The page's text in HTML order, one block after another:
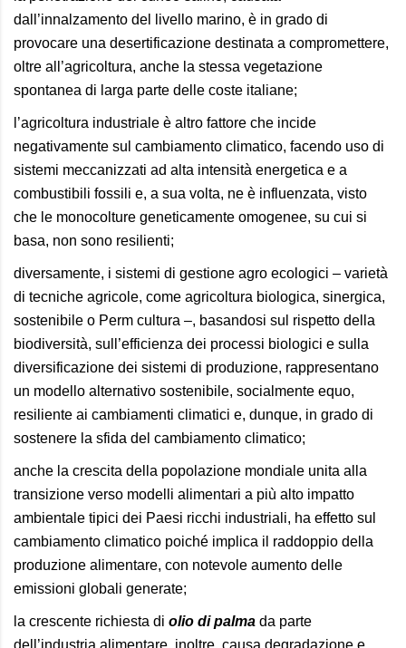
dall’innalzamento del livello marino, è in grado di
provocare una desertificazione destinata a compromettere,
oltre all’agricoltura, anche la stessa vegetazione
spontanea di larga parte delle coste italiane;
l’agricoltura industriale è altro fattore che incide
negativamente sul cambiamento climatico, facendo uso di
sistemi meccanizzati ad alta intensità energetica e a
combustibili fossili e, a sua volta, ne è influenzata, visto
che le monocolture geneticamente omogenee, su cui si
basa, non sono resilienti;
diversamente, i sistemi di gestione agro ecologici – varietà
di tecniche agricole, come agricoltura biologica, sinergica,
sostenibile o Perm cultura –, basandosi sul rispetto della
biodiversità, sull’efficienza dei processi biologici e sulla
diversificazione dei sistemi di produzione, rappresentano
un modello alternativo sostenibile, socialmente equo,
resiliente ai cambiamenti climatici e, dunque, in grado di
sostenere la sfida del cambiamento climatico;
anche la crescita della popolazione mondiale unita alla
transizione verso modelli alimentari a più alto impatto
ambientale tipici dei Paesi ricchi industriali, ha effetto sul
cambiamento climatico poiché implica il raddoppio della
produzione alimentare, con notevole aumento delle
emissioni globali generate;
la crescente richiesta di olio di palma da parte
dell’industria alimentare, inoltre, causa degradazione e